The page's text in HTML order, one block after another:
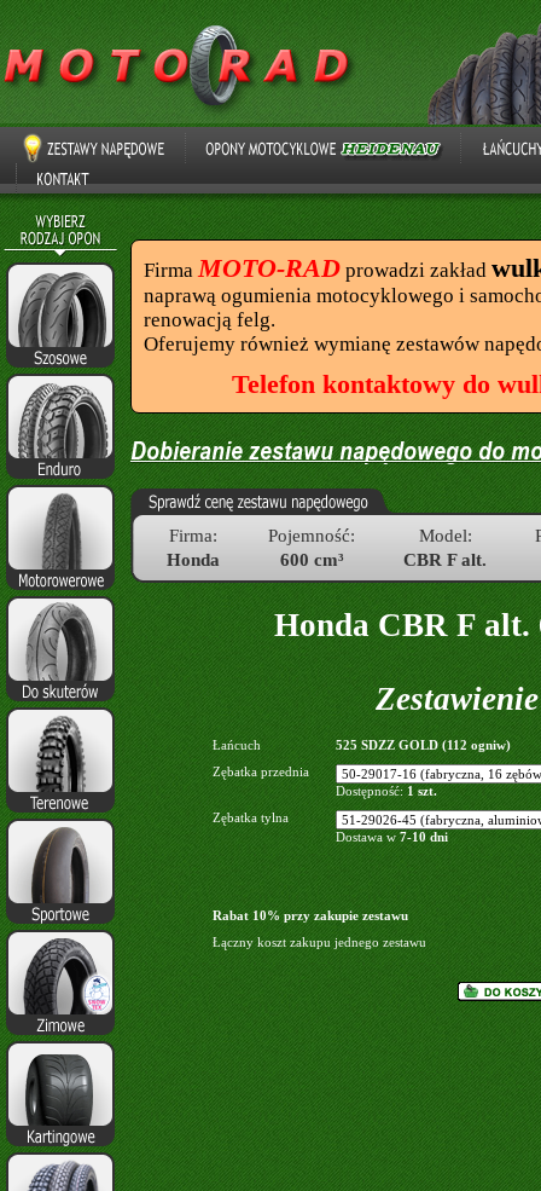
FirmaMOTO-RAD prowadzi zakład
naprawą ogumienia motocyklowego i
renowacją felg.
Oferujemy również wymianę zestawów
Telefon kontaktowy do
Firma:
Honda
Pojemność:
600 cm³
Model:
CBR F alt.
Honda CBR F alt.
Łańcuch
525 SDZZ GOLD (112 ogniw)
Zębatka przednia
Dostępność: 1 szt.
Zębatka tylna
Dostawa w 7-10 dni
Rabat 10% przy zakupie zestawu
Łączny koszt zakupu jednego zestawu